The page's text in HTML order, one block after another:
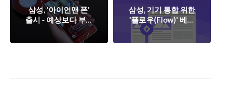
삼성, '아이언맨 폰'
출시 - 예상보다 부진
한 '갤 S6 & 엣지' 판
매에 도움 될까?
삼성, 기기 통합 위한
'플로우(Flow)' 베타
출시. 강력한 삼성 생